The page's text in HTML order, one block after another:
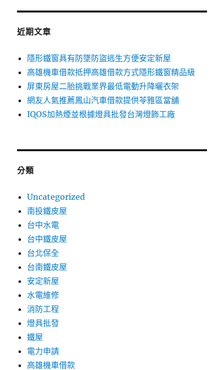
近期文章
隱形鐵窗具有防墜防盜逃生方便安定新屋
高雄機車借款抵押高雄借款方式隱形鐵窗精品級
屏東房屋二胎挑戰業界最低電動升降曬衣架
網友人氣推薦鳳山汽車借款提供苓雅區當舖
IQOS加熱煙並根據燈具批發台灣燈飾工廠
分類
Uncategorized
南投鐵皮屋
台中水電
台中鐵皮屋
台北保全
台南鐵皮屋
安定新屋
水電維修
消防工程
燈具批發
鐵屋
電力申請
高雄機車借款